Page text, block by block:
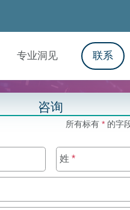
专业洞见 联系
咨询
所有标有 *的字
姓 *